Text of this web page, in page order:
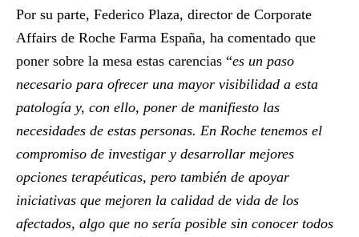
Por su parte, Federico Plaza, director de Corporate
Affairs de Roche Farma España, ha comentado que
poner sobre la mesa estas carencias “es un paso
necesario para ofrecer una mayor visibilidad a esta
patología y, con ello, poner de manifiesto las
necesidades de estas personas. En Roche tenemos el
compromiso de investigar y desarrollar mejores
opciones terapéuticas, pero también de apoyar
iniciativas que mejoren la calidad de vida de los
afectados, algo que no sería posible sin conocer todos